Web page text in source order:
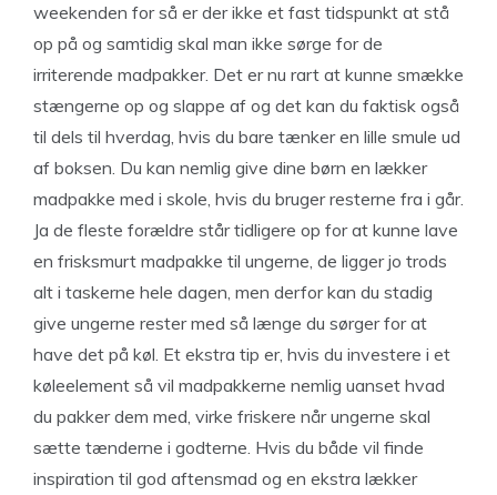
weekenden for så er der ikke et fast tidspunkt at stå
op på og samtidig skal man ikke sørge for de
irriterende madpakker. Det er nu rart at kunne smække
stængerne op og slappe af og det kan du faktisk også
til dels til hverdag, hvis du bare tænker en lille smule ud
af boksen. Du kan nemlig give dine børn en lækker
madpakke med i skole, hvis du bruger resterne fra i går.
Ja de fleste forældre står tidligere op for at kunne lave
en frisksmurt madpakke til ungerne, de ligger jo trods
alt i taskerne hele dagen, men derfor kan du stadig
give ungerne rester med så længe du sørger for at
have det på køl. Et ekstra tip er, hvis du investere i et
køleelement så vil madpakkerne nemlig uanset hvad
du pakker dem med, virke friskere når ungerne skal
sætte tænderne i godterne. Hvis du både vil finde
inspiration til god aftensmad og en ekstra lækker